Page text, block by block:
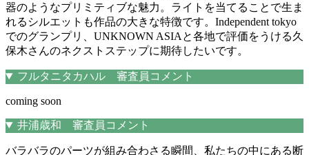
器のようなプリミティブな魅力。ライトを当てることで生ま
れるシルエットも作品の大きな特徴です。Independent tokyo
でのグランプリ、UNKNOWN ASIAと各地で評価をうける久
保木さんのネクストステップに期待したいです。
フルタニタカハル 審査員コメント
coming soon
井浦歳和 審査員コメント
バラバラのパーツが組み合わさる瞬間、私たちの中にある断